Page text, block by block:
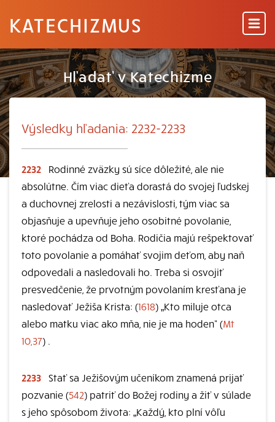
KATECHIZMUS
Hľadať v Katechizme
Výsledky hľadania: 2232-2233
2232
Rodinné zväzky sú síce dôležité, ale nie
absolútne. Čím viac dieťa dorastá do svojej ľudskej
a duchovnej zrelosti a nezávislosti, tým viac sa
objasňuje a upevňuje jeho osobitné povolanie,
ktoré pochádza od Boha. Rodičia majú rešpektovať
toto povolanie a pomáhať svojim deťom, aby naň
odpovedali a nasledovali ho. Treba si osvojiť
presvedčenie, že prvotným povolaním kresťana je
nasledovať Ježiša Krista: (1618) „Kto miluje otca
alebo matku viac ako mňa, nie je ma hoden“ (Mt
10,37) .
2233 Stať sa Ježišovým učeníkom znamená prijať
pozvanie (542) patriť do Božej rodiny a žiť v súlade
s jeho spôsobom života: „Každý, kto plní vôľu